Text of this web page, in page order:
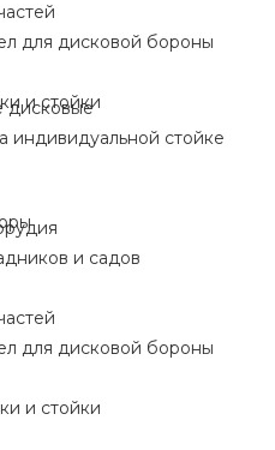
дисковые
индивидуальной стойке
и садов
для дисковой бороны
и стойки
для дисковой бороны
и стойки